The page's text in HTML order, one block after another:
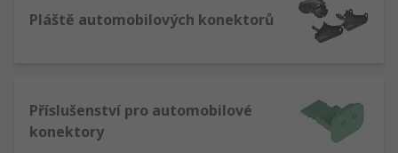
Pláště automobilových konektorů
Příslušenství pro automobilové
konektory